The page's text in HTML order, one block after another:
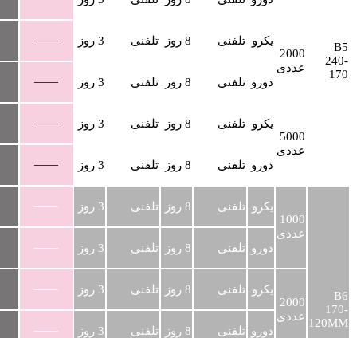
B5
240-
170
2000
عددی
یکرو تلفنی 8 روز تلفنی 3 روز ——
دورو تلفنی 8 روز تلفنی 3 روز ——
5000
عددی
یکرو تلفنی 8 روز تلفنی 3 روز ——
دورو تلفنی 8 روز تلفنی 3 روز ——
B6
170-
120MM
1000
عددی
یکرو تلفنی 8 روز تلفنی 3 روز ——
دورو تلفنی 8 روز تلفنی 3 روز ——
2000
عددی
یکرو تلفنی 8 روز تلفنی 3 روز ——
دورو تلفنی 8 روز تلفنی 3 روز ——